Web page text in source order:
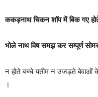
ककड़नाथ चिकन शॉप में बिक गए
भोले नाथ विष समझ कर सम्पूर्ण
न होते बच्चे यतीम न उजड़ते बेवाओं के
।